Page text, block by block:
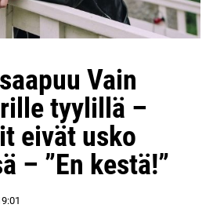
Vain
tyylillä –
eivät usko
– ”En kestä!”